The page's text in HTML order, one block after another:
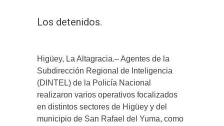
Los detenidos.
Higüey, La Altagracia.– Agentes de la
Subdirección Regional de Inteligencia
(DINTEL) de la Policía Nacional
realizaron varios operativos focalizados
en distintos sectores de Higüey y del
municipio de San Rafael del Yuma, como